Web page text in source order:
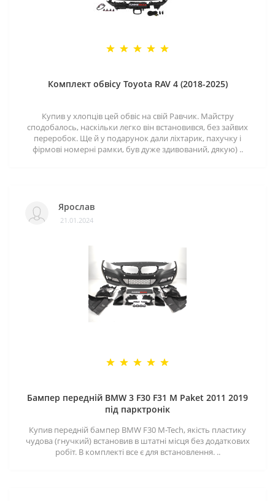
Комплект обвісу Toyota RAV 4 (2018-2025)
Купив у хлопців цей обвіс на свій Равчик. Майстру
сподобалось, наскільки легко він встановився, без зайвих
переробок. Ще й у подарунок дали ліхтарик, пахучку і
фірмові номерні рамки, був дуже здивований, дякую) ..
Ярослав
21.01.2024
Бампер передній BMW 3 F30 F31 M Paket 2011 2019
під парктронік
Купив передній бампер BMW F30 M-Tech, якість пластику
чудова (гнучкий) встановив в штатні місця без додаткових
робіт. В комплекті все є для встановлення. ..